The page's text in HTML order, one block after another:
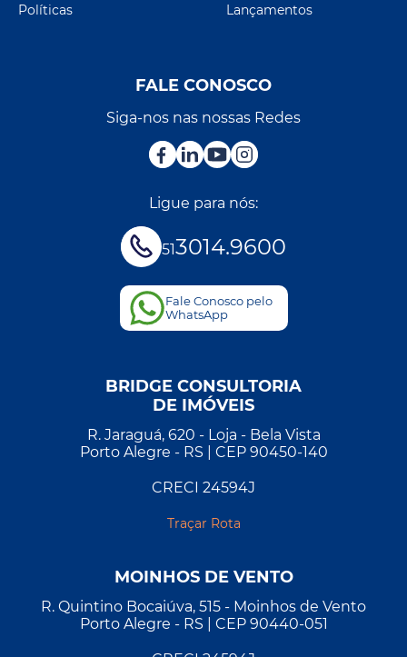
Políticas
Lançamentos
FALE CONOSCO
Siga-nos nas nossas Redes
Ligue para nós:
513014.9600
Fale Conosco pelo
WhatsApp
BRIDGE CONSULTORIA
DE IMÓVEIS
R. Jaraguá, 620 - Loja - Bela Vista
Porto Alegre - RS | CEP 90450-140
CRECI 24594J
Traçar Rota
MOINHOS DE VENTO
R. Quintino Bocaiúva, 515 - Moinhos de Vento
Porto Alegre - RS | CEP 90440-051